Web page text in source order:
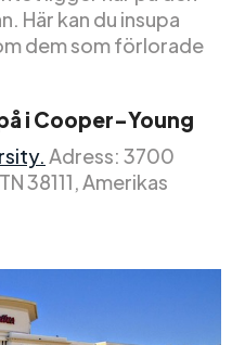
Här kan du insupa
dem som förlorade
i Cooper-Young
Adress: 3700
38111, Amerikas